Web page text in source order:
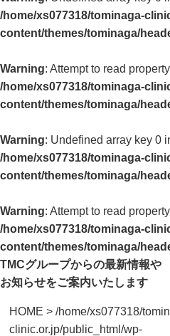
/home/xs077318/tominaga-
content/themes/tominaga/
Warning: Attempt to read
/home/xs077318/tominaga-
content/themes/tominaga/
Warning: Undefined array key 0
/home/xs077318/tominaga-
content/themes/tominaga/
Warning: Attempt to read
/home/xs077318/tominaga-
content/themes/tominaga/
TMCグループからの最新情報や
お知らせをご案内いたします
HOME >/home/xs077318/
clinic.or.jp/public_html/wp-